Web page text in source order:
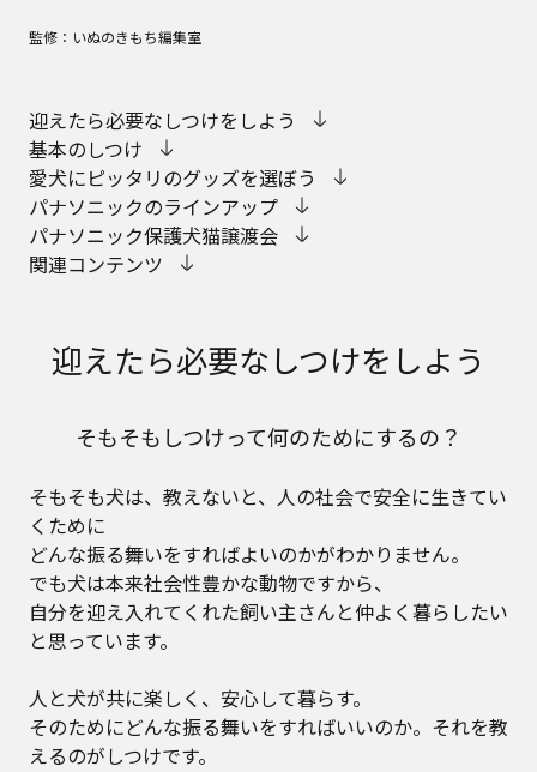
監修：いぬのきもち編集室
迎えたら必要なしつけをしよう
基本のしつけ
愛犬にピッタリのグッズを選ぼう
パナソニックのラインアップ
パナソニック保護犬猫譲渡会
関連コンテンツ
迎えたら必要なしつけをしよう
そもそもしつけって何のためにするの？
そもそも犬は、教えないと、人の社会で安全に生きてい
くために
どんな振る舞いをすればよいのかがわかりません。
でも犬は本来社会性豊かな動物ですから、
自分を迎え入れてくれた飼い主さんと仲よく暮らしたい
と思っています。
人と犬が共に楽しく、安心して暮らす。
そのためにどんな振る舞いをすればいいのか。それを教
えるのがしつけです。